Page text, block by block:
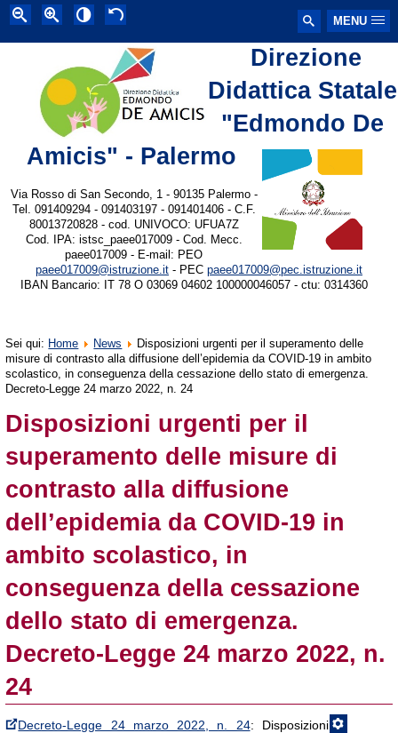
MENU
Direzione
Didattica Statale
"Edmondo De
Amicis" - Palermo
Via Rosso di San Secondo, 1 - 90135 Palermo -
Tel. 091409294 - 091403197 - 091401406 - C.F.
80013720828 - cod. UNIVOCO: UFUA7Z
Cod. IPA: istsc_paee017009 - Cod. Mecc.
paee017009 - E-mail: PEO
paee017009@istruzione.it - PEC paee017009@pec.istruzione.it
IBAN Bancario: IT 78 O 03069 04602 100000046057 - ctu: 0314360
Sei qui: Home News
Disposizioni urgenti per il superamento delle
misure di contrasto alla diffusione dell’epidemia da COVID-19 in ambito
scolastico, in conseguenza della cessazione dello stato di emergenza.
Decreto-Legge 24 marzo 2022, n. 24
Disposizioni urgenti per il
superamento delle misure di
contrasto alla diffusione
dell’epidemia da COVID-19 in
ambito scolastico, in
conseguenza della cessazione
dello stato di emergenza.
Decreto-Legge 24 marzo 2022, n.
24
Decreto-Legge 24 marzo 2022, n. 24: Disposizioni